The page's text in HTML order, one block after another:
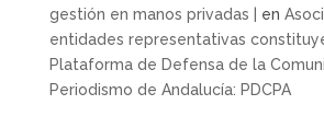
gestión en manos privadas |
en
entidades representativas
Plataforma de Defensa de la
Periodismo de Andalucía: PDCPA